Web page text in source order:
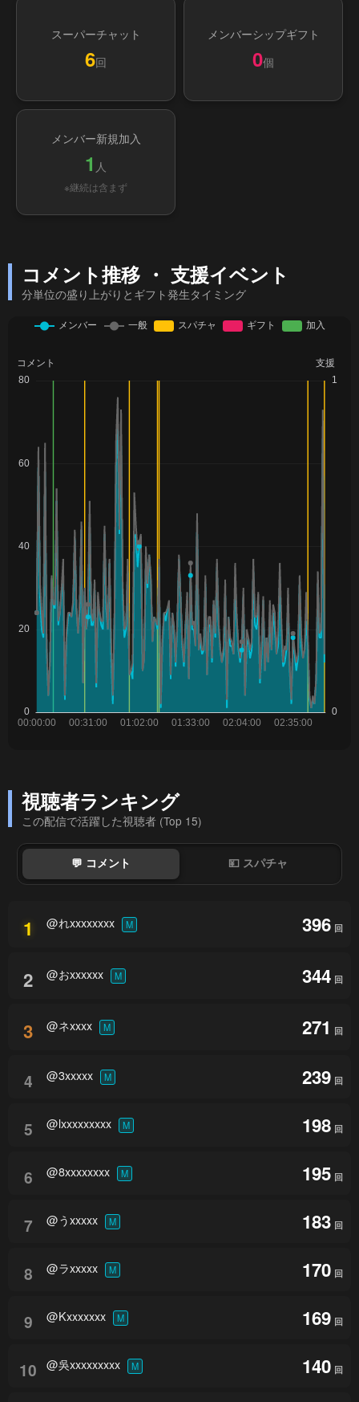
スーパーチャット
6回
メンバーシップギフト
0個
メンバー新規加入
1 人
※継続は含まず
コメント推移 ・ 支援イベント
分単位の盛り上がりとギフト発生タイミング
視聴者ランキング
この配信で活躍した視聴者 (Top 15)
💬 コメント 💴 スパチャ
1 @れxxxxxxxx M 396 回
2 @おxxxxxx M 344 回
3 @ネxxxx M 271 回
4 @3xxxxx M 239 回
5 @lxxxxxxxxx M 198 回
6 @8xxxxxxxx M 195 回
7 @うxxxxx M 183 回
8 @ラxxxxx M 170 回
9 @Kxxxxxxx M 169 回
10 @吳xxxxxxxxx M 140 回